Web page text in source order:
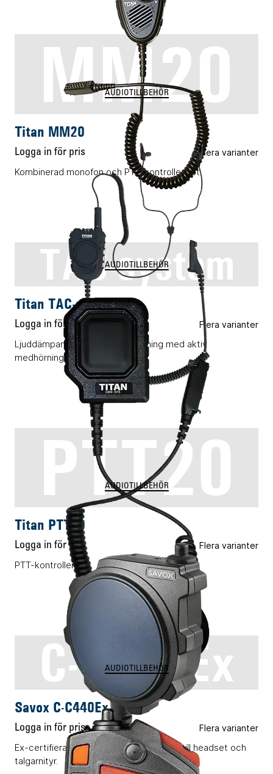
MM20
AUDIOTILLBEHÖR
Titan MM20
Logga in för pris Flera varianter
Kombinerad monofon och PTT-kontrollenhet.
TAC-system
AUDIOTILLBEHÖR
Titan TAC-system
Logga in för pris Flera varianter
Ljuddämpande öronmikrofonlösning med aktiv
medhörning och PTT-enhet.
PTT20
AUDIOTILLBEHÖR
Titan PTT20
Logga in för pris Flera varianter
PTT-kontrollenhet
C-C440Ex
AUDIOTILLBEHÖR
Savox C-C440Ex
Logga in för pris Flera varianter
Ex-certifierad PTT-knapp för anslutning till headset och
talgarnityr.